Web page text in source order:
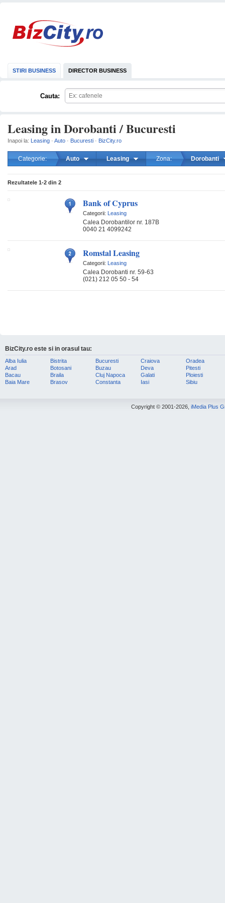
STIRI BUSINESS DIRECTOR BUSINESS
Cauta:
Leasing in Dorobanti / Bucuresti
Inapoi la: Leasing · Auto · Bucuresti · BizCity.ro
Categorie: Auto Leasing Zona: Dorobanti
Rezultatele 1-2 din 2
Bank of Cyprus
Categorii: Leasing
Calea Dorobantilor nr. 187B
0040 21 4099242
Romstal Leasing
Categorii: Leasing
Calea Dorobanti nr. 59-63
(021) 212 05 50 - 54
BizCity.ro este si in orasul tau:
Alba Iulia
Arad
Bacau
Baia Mare
Bistrita
Botosani
Braila
Brasov
Bucuresti
Buzau
Cluj Napoca
Constanta
Craiova
Deva
Galati
Iasi
Oradea
Pitesti
Ploiesti
Sibiu
Copyright © 2001-2026, iMedia Plus